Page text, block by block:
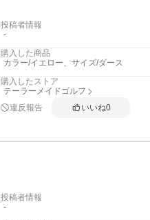
投稿者情報
-
購入した商品
カラー/イエロー、サイズ/ダース
購入したストア
テーラーメイドゴルフ
違反報告
いいね0
投稿者情報
-